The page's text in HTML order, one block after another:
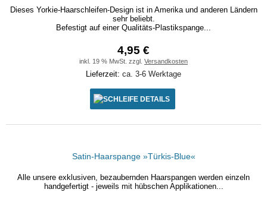
Dieses Yorkie-Haarschleifen-Design ist in Amerika und anderen Ländern
sehr beliebt.
Befestigt auf einer Qualitäts-Plastikspange...
4,95 €
inkl. 19 % MwSt. zzgl. Versandkosten
Lieferzeit: ca. 3-6 Werktage
DETAILS
Satin-Haarspange »Türkis-Blue«
Alle unsere exklusiven, bezaubernden Haarspangen werden einzeln
handgefertigt - jeweils mit hübschen Applikationen...